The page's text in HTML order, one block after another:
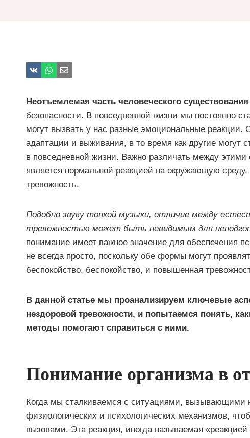
Неотъемлемая часть человеческого существования
безопасности. В повседневной жизни мы постоянно
могут вызвать у нас разные эмоциональные
адаптации и выживания, в то время как другие могут
в повседневной жизни. Важно различать между этими
является нормальной реакцией на окружающую среду,
тревожность.
Подобно звуку тонкой музыки, отличие между
тревожностью может быть невидимым для
понимание имеет важное значение для обеспечения
не всегда просто, поскольку обе формы могут
беспокойство, беспокойство, и повышенная
В данной статье мы проанализируем ключевые
нездоровой тревожности, и попытаемся понять,
методы помогают справиться с ними.
Понимание организма в
Когда мы сталкиваемся с ситуациями, вызывающими
физиологических и психологических механизмов,
вызовами. Эта реакция, иногда называемая